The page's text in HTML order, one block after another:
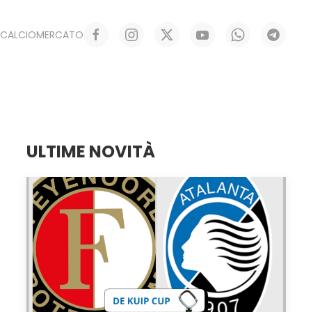
CALCIOMERCATO
ULTIME NOVITÀ